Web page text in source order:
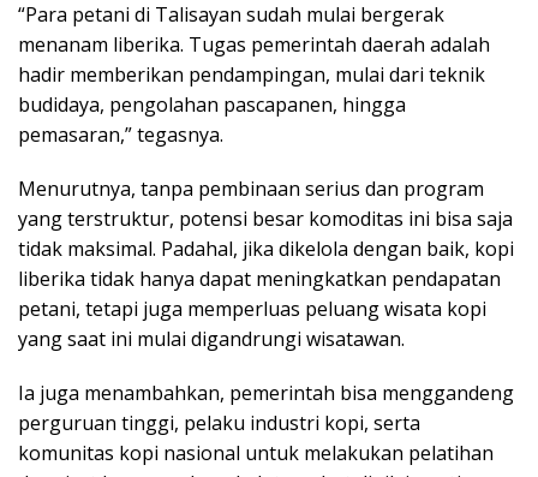
“Para petani di Talisayan sudah mulai bergerak
menanam liberika. Tugas pemerintah daerah adalah
hadir memberikan pendampingan, mulai dari teknik
budidaya, pengolahan pascapanen, hingga
pemasaran,” tegasnya.
Menurutnya, tanpa pembinaan serius dan program
yang terstruktur, potensi besar komoditas ini bisa saja
tidak maksimal. Padahal, jika dikelola dengan baik, kopi
liberika tidak hanya dapat meningkatkan pendapatan
petani, tetapi juga memperluas peluang wisata kopi
yang saat ini mulai digandrungi wisatawan.
Ia juga menambahkan, pemerintah bisa menggandeng
perguruan tinggi, pelaku industri kopi, serta
komunitas kopi nasional untuk melakukan pelatihan